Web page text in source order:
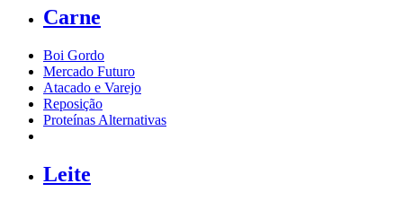
Carne
Boi Gordo
Mercado Futuro
Atacado e Varejo
Reposição
Proteínas Alternativas
Leite